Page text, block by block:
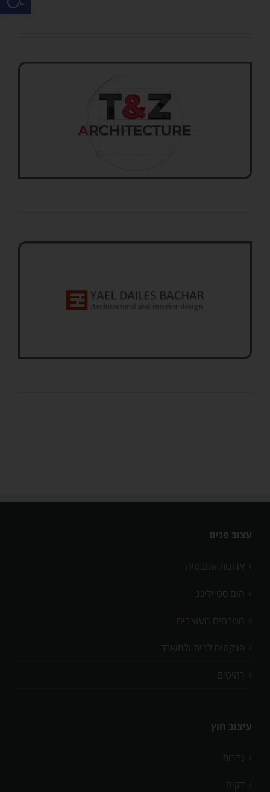
עצוב פנים
ארונות אמבטיה
הום סטיילינג
מטבחים מעוצבים
פרקטים לבית ולמשרד
רהיטים
עיצוב חוץ
גדרות
דקים